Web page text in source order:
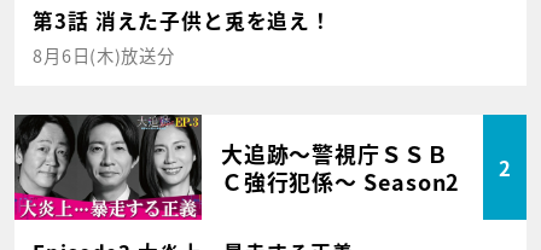
第3話 消えた子供と兎を追え！
8月6日(木)放送分
大追跡～警視庁ＳＳＢ
Ｃ強行犯係～ Season2
2